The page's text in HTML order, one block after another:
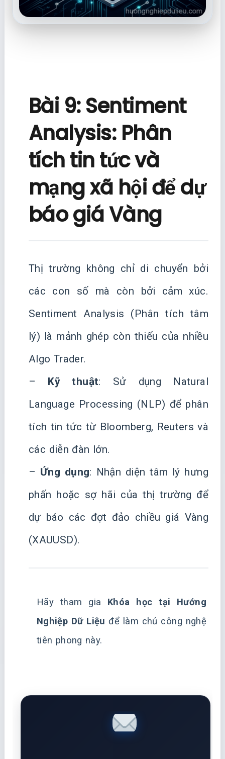
Bài 9: Sentiment
Analysis: Phân
tích tin tức và
mạng xã hội để dự
báo giá Vàng
Thị trường không chỉ di chuyển bởi
các con số mà còn bởi cảm xúc.
Sentiment Analysis (Phân tích tâm
lý) là mảnh ghép còn thiếu của nhiều
Algo Trader.
–
Kỹ thuật: Sử dụng Natural
Language Processing (NLP) để phân
tích tin tức từ Bloomberg, Reuters và
các diễn đàn lớn.
– Ứng dụng: Nhận diện tâm lý hưng
phấn hoặc sợ hãi của thị trường để
dự báo các đợt đảo chiều giá Vàng
(XAUUSD).
Hãy tham gia Khóa học tại Hướng
Nghiệp Dữ Liệu để làm chủ công nghệ
tiên phong này.